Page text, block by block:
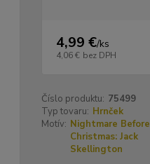
4,99 €/ks
4,06 € bez DPH
Číslo produktu: 75499
Typ tovaru: Hrnček
Motív: Nightmare Before
Christmas: Jack
Skellington